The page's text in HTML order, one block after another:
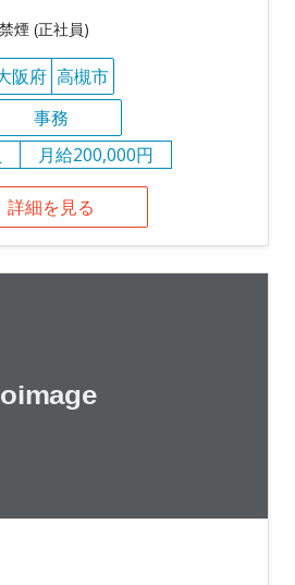
煙 (正社員)
阪府 高槻市
事務
月給200,000円
詳細を見る